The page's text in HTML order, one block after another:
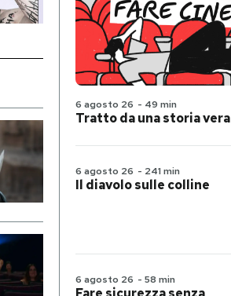
6 agosto 26 - 49 min
Tratto da una storia vera
6 agosto 26 - 241 min
Il diavolo sulle colline
6 agosto 26 - 58 min